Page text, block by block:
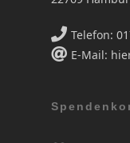
Telefon:
E-Mail: